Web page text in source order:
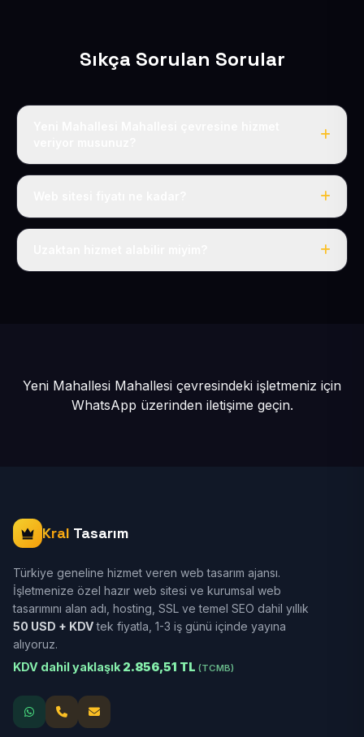
Sıkça Sorulan Sorular
Evet, Yeni Mahallesi dahil tüm Akkışla ve Akkışla
Tek fiyat: yılda 50 USD + KDV, her şey dahil.
Yeni Mahallesi Mahallesi çevresindeki işletmeniz için
WhatsApp üzerinden iletişime geçin.
Kral Tasarım
Türkiye geneline hizmet veren web tasarım ajansı.
İşletmenize özel hazır web sitesi ve kurumsal web
tasarımını alan adı, hosting, SSL ve temel SEO dahil yıllık
50 USD + KDVtek fiyatla, 1-3 iş günü içinde yayına
alıyoruz.
KDV dahil yaklaşık 2.856,51 TL (TCMB)